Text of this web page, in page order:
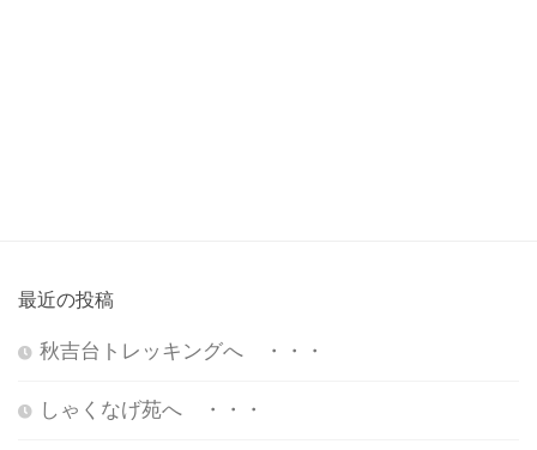
最近の投稿
秋吉台トレッキングへ ・・・
しゃくなげ苑へ ・・・